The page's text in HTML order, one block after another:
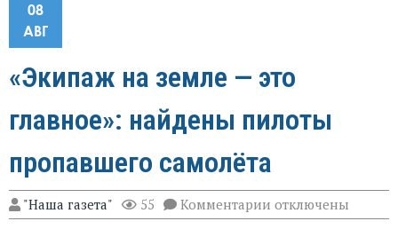
08
АВГ
«Экипаж на земле — это
главное»: найдены пилоты
пропавшего самолёта
"Наша газета" 55 Комментарии к
записи
отключены